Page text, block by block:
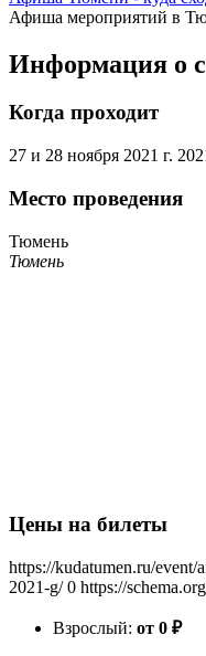
Афиша мероприятий в
Информация о
Когда проходит
27 и 28 ноября 2021 г.
Место проведения
Тюмень
Тюмень
Цены на билеты
https://kudatumen.ru/
2021-g/ 0 https://
Взрослый: от 0 ₽